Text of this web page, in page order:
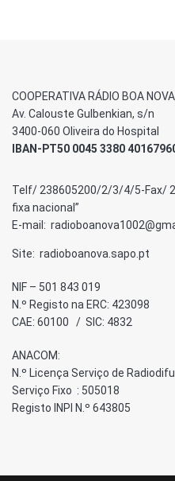
COOPERATIVA RÁDIO BOA
Av. Calouste Gulbenkian, s/n
3400-060 Oliveira do Hospital
IBAN-PT50 0045 3380
Telf/ 238605200/2/3/4/5-Fax/
fixa nacional”
E-mail:
Site: radioboanova.sapo.pt
NIF – 501 843 019
N.º Registo na ERC: 423098
CAE: 60100 / SIC: 4832
ANACOM:
N.º Licença Serviço de
Serviço Fixo : 505018
Registo INPI N.º 643805